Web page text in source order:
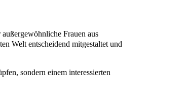
Frauen aus
Welt entscheidend mitgestaltet und
sondern einem interessierten